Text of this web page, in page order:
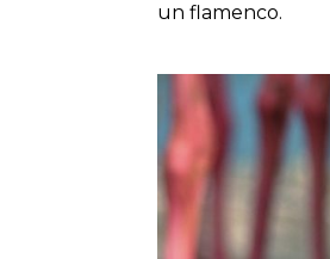
un flamenco.